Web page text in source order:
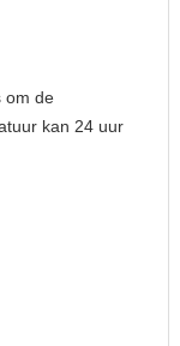
om de
kan 24 uur